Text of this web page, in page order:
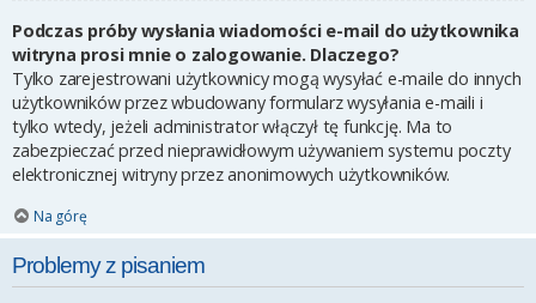
Podczas próby wysłania wiadomości e-mail do użytkownika
witryna prosi mnie o zalogowanie. Dlaczego?
Tylko zarejestrowani użytkownicy mogą wysyłać e-maile do innych
użytkowników przez wbudowany formularz wysyłania e-maili i
tylko wtedy, jeżeli administrator włączył tę funkcję. Ma to
zabezpieczać przed nieprawidłowym używaniem systemu poczty
elektronicznej witryny przez anonimowych użytkowników.
Na górę
Problemy z pisaniem